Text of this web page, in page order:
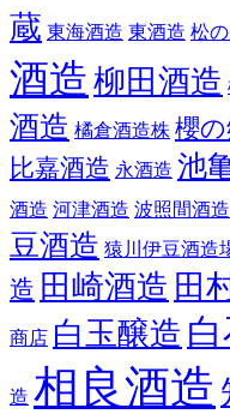
蔵 東海酒造 東酒造 松
酒造 柳田酒造
酒造 橘倉酒造株 櫻
比嘉酒造 永酒造 池
酒造 河津酒造 波照間酒造
豆酒造 猿川伊豆酒造
造 田崎酒造 田
商店 白玉醸造
造 相良酒造